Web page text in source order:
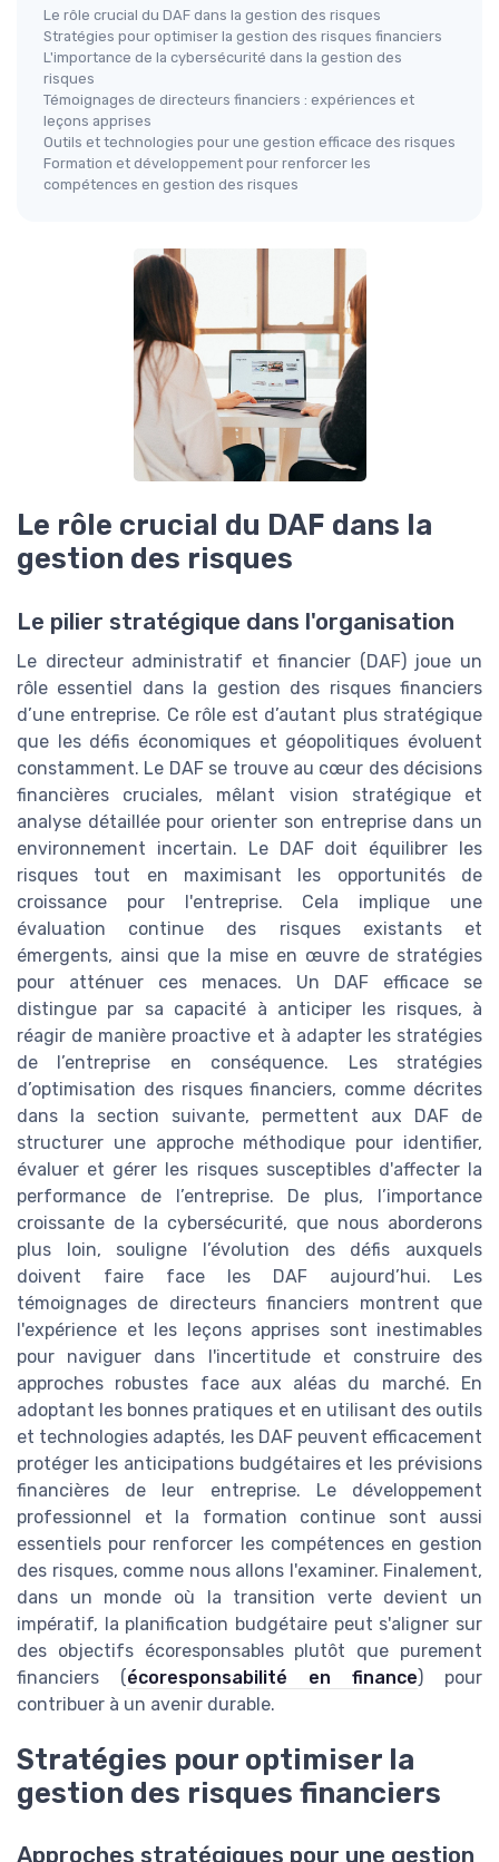
Le rôle crucial du DAF dans la gestion des risques
Stratégies pour optimiser la gestion des risques financiers
L'importance de la cybersécurité dans la gestion des
risques
Témoignages de directeurs financiers : expériences et
leçons apprises
Outils et technologies pour une gestion efficace des risques
Formation et développement pour renforcer les
compétences en gestion des risques
Le rôle crucial du DAF dans la
gestion des risques
Le pilier stratégique dans l'organisation
Le directeur administratif et financier (DAF) joue un
rôle essentiel dans la gestion des risques financiers
d’une entreprise. Ce rôle est d’autant plus stratégique
que les défis économiques et géopolitiques évoluent
constamment. Le DAF se trouve au cœur des décisions
financières cruciales, mêlant vision stratégique et
analyse détaillée pour orienter son entreprise dans un
environnement incertain. Le DAF doit équilibrer les
risques tout en maximisant les opportunités de
croissance pour l'entreprise. Cela implique une
évaluation continue des risques existants et
émergents, ainsi que la mise en œuvre de stratégies
pour atténuer ces menaces. Un DAF efficace se
distingue par sa capacité à anticiper les risques, à
réagir de manière proactive et à adapter les stratégies
de l’entreprise en conséquence. Les stratégies
d’optimisation des risques financiers, comme décrites
dans la section suivante, permettent aux DAF de
structurer une approche méthodique pour identifier,
évaluer et gérer les risques susceptibles d'affecter la
performance de l’entreprise. De plus, l’importance
croissante de la cybersécurité, que nous aborderons
plus loin, souligne l’évolution des défis auxquels
doivent faire face les DAF aujourd’hui. Les
témoignages de directeurs financiers montrent que
l'expérience et les leçons apprises sont inestimables
pour naviguer dans l'incertitude et construire des
approches robustes face aux aléas du marché. En
adoptant les bonnes pratiques et en utilisant des outils
et technologies adaptés, les DAF peuvent efficacement
protéger les anticipations budgétaires et les prévisions
financières de leur entreprise. Le développement
professionnel et la formation continue sont aussi
essentiels pour renforcer les compétences en gestion
des risques, comme nous allons l'examiner. Finalement,
dans un monde où la transition verte devient un
impératif, la planification budgétaire peut s'aligner sur
des objectifs écoresponsables plutôt que purement
financiers (écoresponsabilité en finance) pour
contribuer à un avenir durable.
Stratégies pour optimiser la
gestion des risques financiers
Approches stratégiques pour une gestion